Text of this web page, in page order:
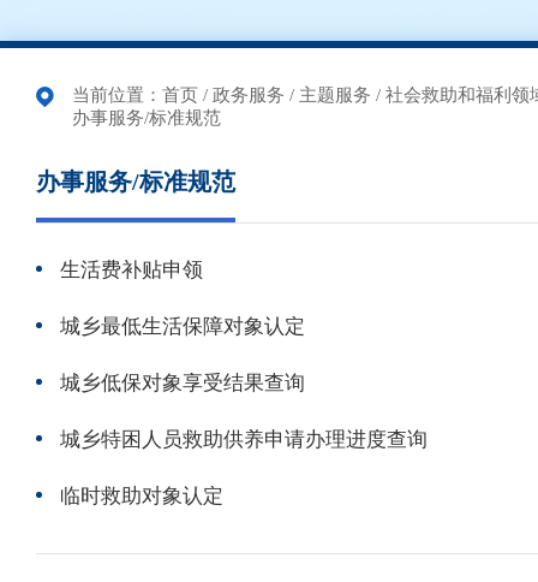
当前位置： 首页 / 政务服务 / 主题服务 / 社会救助和福利领
办事服务/标准规范
办事服务/标准规范
生活费补贴申领
城乡最低生活保障对象认定
城乡低保对象享受结果查询
城乡特困人员救助供养申请办理进度查询
临时救助对象认定